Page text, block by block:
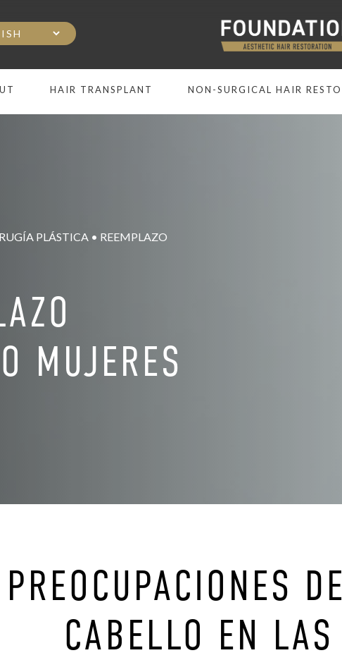
HAIR TRANSPLANT NON-SURGICAL HAIR
PLÁSTICA • REEMPLAZO
MUJERES
PREOCUPACIONES
CABELLO EN